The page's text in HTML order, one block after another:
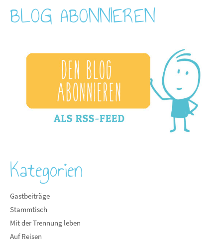
BLOG ABONNIEREN
Kategorien
Gastbeiträge
Stammtisch
Mit der Trennung leben
Auf Reisen